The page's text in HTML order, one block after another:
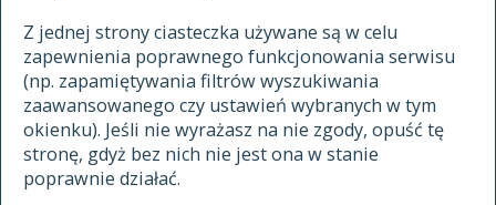
Z jednej strony ciasteczka używane są w celu
zapewnienia poprawnego funkcjonowania serwisu
(np. zapamiętywania filtrów wyszukiwania
zaawansowanego czy ustawień wybranych w tym
okienku). Jeśli nie wyrażasz na nie zgody, opuść tę
stronę, gdyż bez nich nie jest ona w stanie
poprawnie działać.
autorzy tekstów źródłowych
zasady opracowania
statystyki
najnowsze hasła
ostatnio zmodyfikowane hasła
XVII I XVIII WIEKU
znajdź hasła
zaczynające się od